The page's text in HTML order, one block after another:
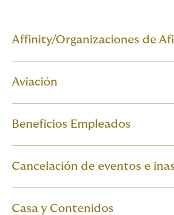
Affinity/Organizaciones de
Aviación
Beneficios Empleados
Cancelación de eventos e
Casa y Contenidos